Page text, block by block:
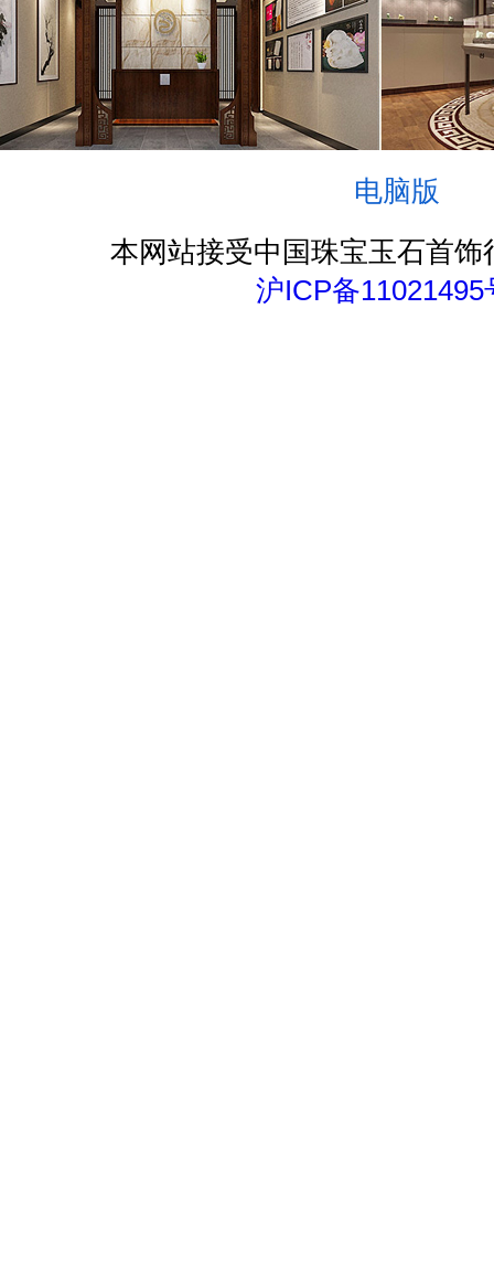
电脑版
本网站接受中国珠宝玉石首饰
沪ICP备11021495